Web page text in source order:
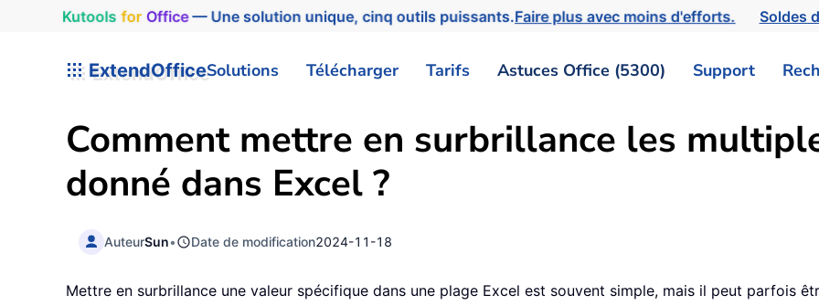
Kutools for Office— Une solution unique, cinq outils puissants.Faire plus avec moins d'efforts. Soldes
ExtendOfficeSolutions Télécharger Tarifs Astuces Office (5300) Support
Comment mettre en surbrillance les
donné dans Excel ?
AuteurSun• Date de modification2024-11-18
Mettre en surbrillance une valeur spécifique dans une plage Excel est souvent simple, mais il peut parfois